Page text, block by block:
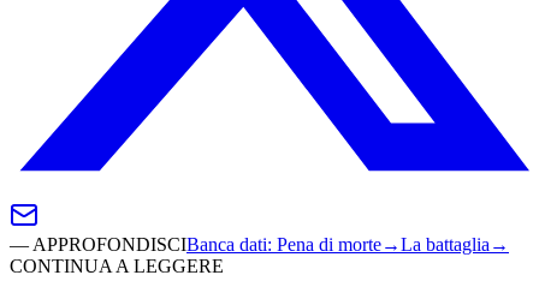
— APPROFONDISCIBanca dati: Pena di morte→La battaglia →
CONTINUA A LEGGERE